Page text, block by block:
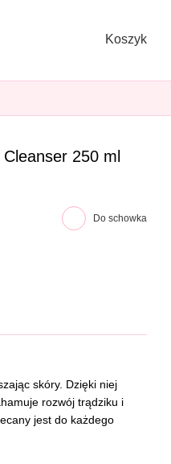
Koszyk
250 ml
Do schowka
skóry. Dzięki niej
rozwój trądziku i
jest do każdego